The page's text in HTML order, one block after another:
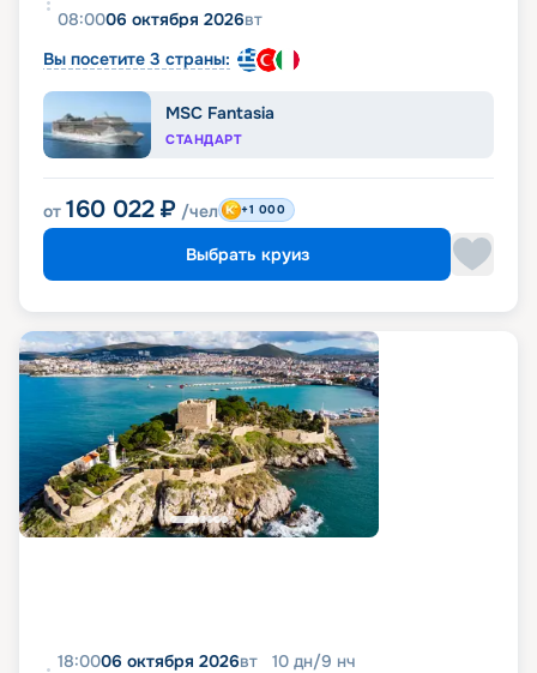
08:0006 октября 2026вт
Вы посетите 3 страны:
MSC Fantasia
СТАНДАРТ
от 160 022 ₽ /чел +1 000
Выбрать круиз
18:0006 октября 2026вт 10 дн/9 нч